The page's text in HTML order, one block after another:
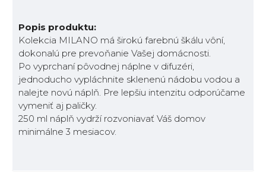
Popis produktu:
Kolekcia MILANO má širokú farebnú škálu vôní,
dokonalú pre prevoňanie Vašej domácnosti.
Po vyprchaní pôvodnej náplne v difuzéri,
jednoducho vypláchnite sklenenú nádobu vodou a
nalejte novú náplň. Pre lepšiu intenzitu odporúčame
vymeniť aj paličky.
250 ml náplň vydrží rozvoniavať Váš domov
minimálne 3 mesiacov.